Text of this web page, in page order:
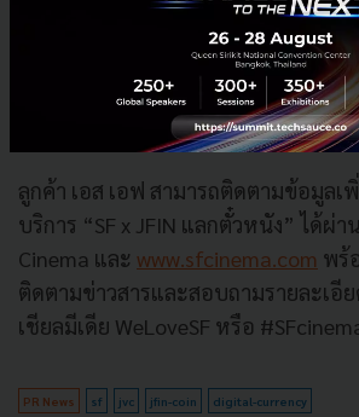
SF Cinemaและ
2565รับส่วนลด
ค่าบัตรชมภาพยนตร์ พิเศษเฉพาะลูก
JFIN Coinback1JFINจำกัด1สิท
ลูกค้า เอส เอฟ สามารถติดตามข้อมูลเ
บริการ “SF x JFIN แลกตั๋วหนัง” ได้ผ่
Cinema และ www.sfcinema.com พร้
ติดตามข่าวสารและสอบถามรายละเอี
เชียลมีเดีย WeLoveSF หรือ
PR News sf jvc jfin-coin digital-currency